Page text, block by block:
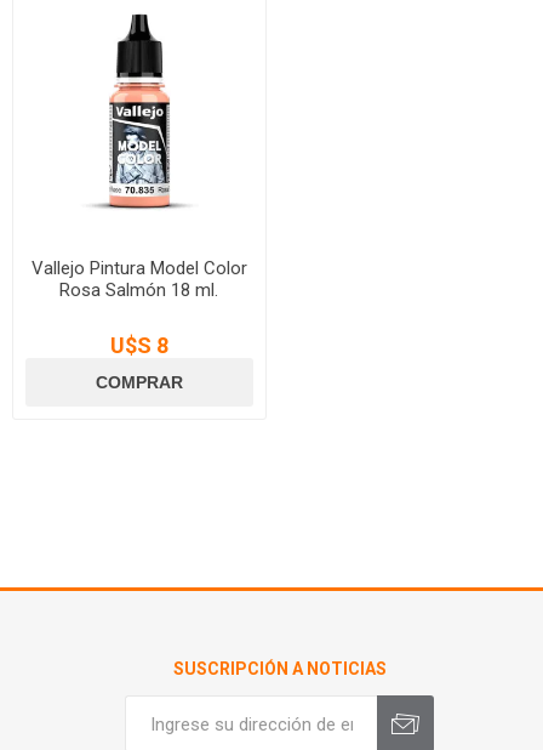
Vallejo Pintura Model Color
Rosa Salmón 18 ml.
U$S 8
SUSCRIPCIÓN A NOTICIAS